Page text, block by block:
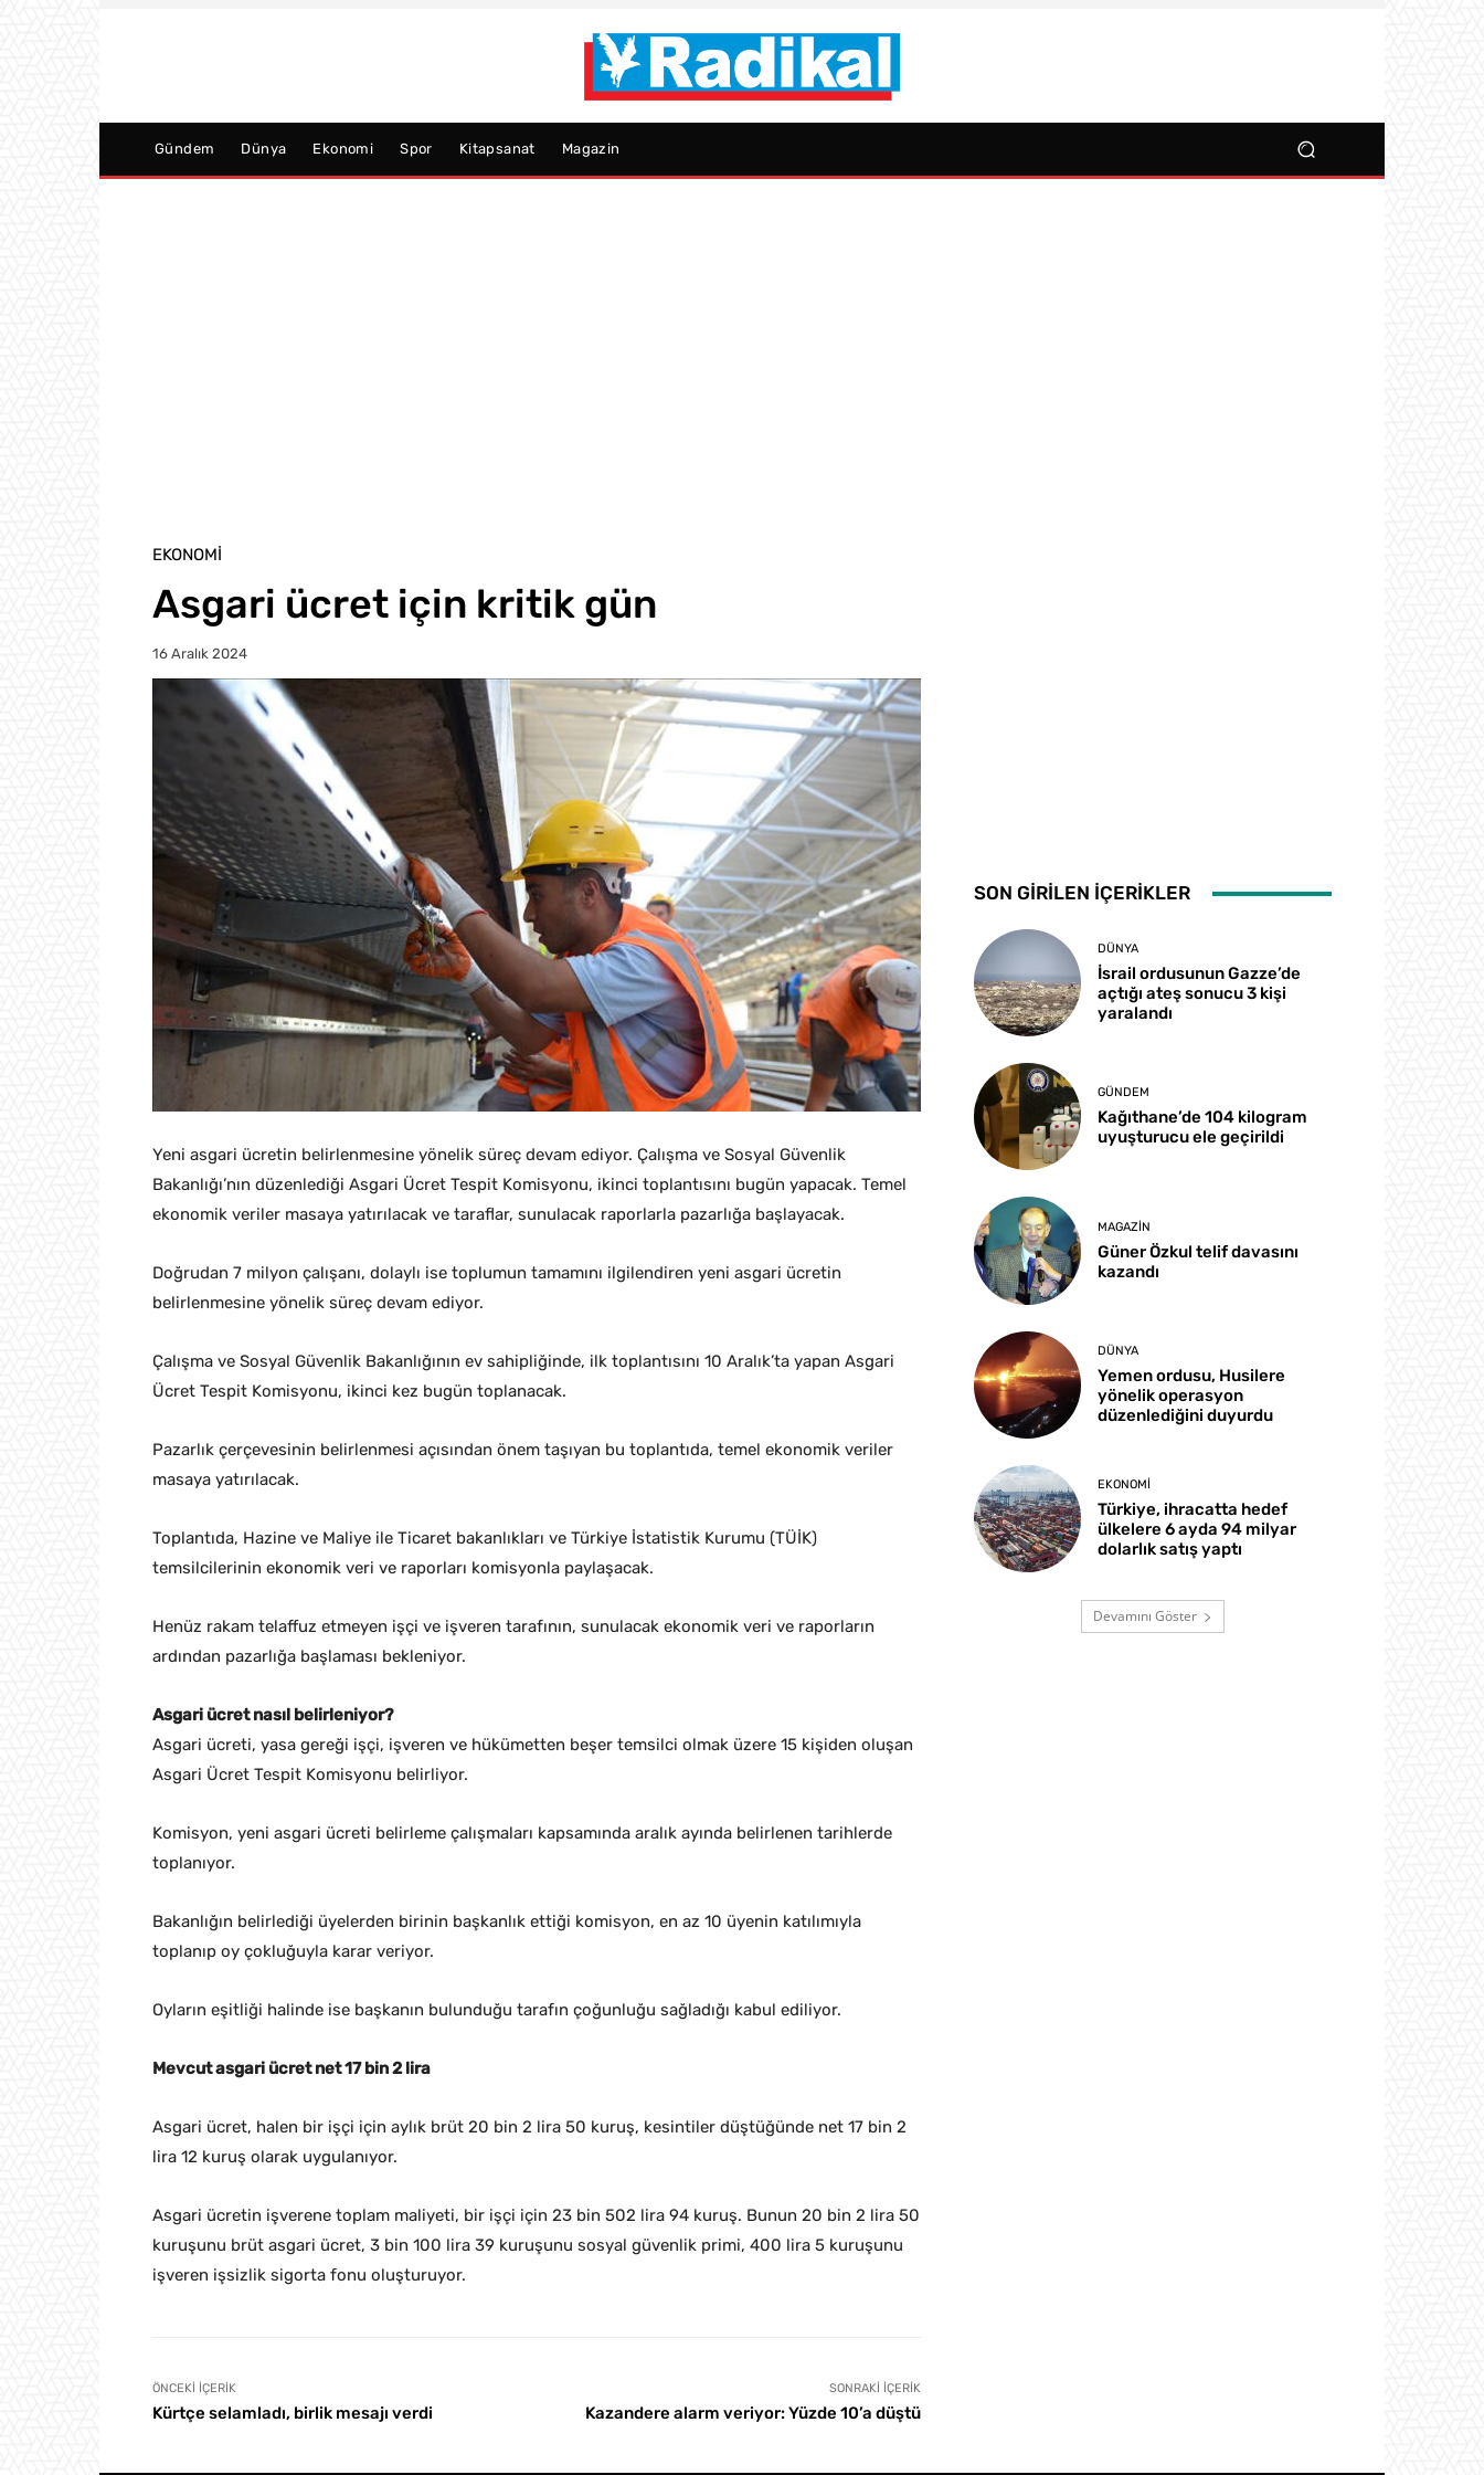
Gündem Dünya Ekonomi Spor Kitapsanat Magazin
EKONOMI
Asgari ücret için kritik gün
16 Aralık 2024
Yeni asgari ücretin belirlenmesine yönelik süreç devam ediyor. Çalışma ve Sosyal Güvenlik
Bakanlığı’nın düzenlediği Asgari Ücret Tespit Komisyonu, ikinci toplantısını bugün yapacak. Temel
ekonomik veriler masaya yatırılacak ve taraflar, sunulacak raporlarla pazarlığa başlayacak.
Doğrudan 7 milyon çalışanı, dolaylı ise toplumun tamamını ilgilendiren yeni asgari ücretin
belirlenmesine yönelik süreç devam ediyor.
Çalışma ve Sosyal Güvenlik Bakanlığının ev sahipliğinde, ilk toplantısını 10 Aralık’ta yapan Asgari
Ücret Tespit Komisyonu, ikinci kez bugün toplanacak.
Pazarlık çerçevesinin belirlenmesi açısından önem taşıyan bu toplantıda, temel ekonomik veriler
masaya yatırılacak.
Toplantıda, Hazine ve Maliye ile Ticaret bakanlıkları ve Türkiye İstatistik Kurumu (TÜİK)
temsilcilerinin ekonomik veri ve raporları komisyonla paylaşacak.
Henüz rakam telaffuz etmeyen işçi ve işveren tarafının, sunulacak ekonomik veri ve raporların
ardından pazarlığa başlaması bekleniyor.
Asgari ücret nasıl belirleniyor?
Asgari ücreti, yasa gereği işçi, işveren ve hükümetten beşer temsilci olmak üzere 15 kişiden oluşan
Asgari Ücret Tespit Komisyonu belirliyor.
Komisyon, yeni asgari ücreti belirleme çalışmaları kapsamında aralık ayında belirlenen tarihlerde
toplanıyor.
Bakanlığın belirlediği üyelerden birinin başkanlık ettiği komisyon, en az 10 üyenin katılımıyla
toplanıp oy çokluğuyla karar veriyor.
Oyların eşitliği halinde ise başkanın bulunduğu tarafın çoğunluğu sağladığı kabul ediliyor.
Mevcut asgari ücret net 17 bin 2 lira
Asgari ücret, halen bir işçi için aylık brüt 20 bin 2 lira 50 kuruş, kesintiler düştüğünde net 17 bin 2
lira 12 kuruş olarak uygulanıyor.
Asgari ücretin işverene toplam maliyeti, bir işçi için 23 bin 502 lira 94 kuruş. Bunun 20 bin 2 lira 50
kuruşunu brüt asgari ücret, 3 bin 100 lira 39 kuruşunu sosyal güvenlik primi, 400 lira 5 kuruşunu
işveren işsizlik sigorta fonu oluşturuyor.
ÖNCEKI İÇERIK
Kürtçe selamladı, birlik mesajı verdi
SONRAKI İÇERIK
Kazandere alarm veriyor: Yüzde 10’a düştü
SON GİRİLEN İÇERİKLER
DÜNYA
İsrail ordusunun Gazze’de
açtığı ateş sonucu 3 kişi
yaralandı
GÜNDEM
Kağıthane’de 104 kilogram
uyuşturucu ele geçirildi
MAGAZIN
Güner Özkul telif davasını
kazandı
DÜNYA
Yemen ordusu, Husilere
yönelik operasyon
düzenlediğini duyurdu
EKONOMI
Türkiye, ihracatta hedef
ülkelere 6 ayda 94 milyar
dolarlık satış yaptı
Devamını Göster